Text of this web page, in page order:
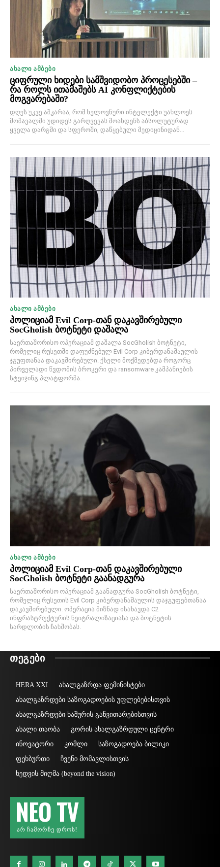
ᲐᲮᲐᲚᲘ ᲐᲛᲑᲔᲑᲘ
ციფრული ხიდები სამშვიდობო პროცესებში –
რა როლს ითამაშებს AI კონფლიქტების
მოგვარებაში?
დღეს უკვე აშკარაა, რომ ხელოვნური ინტელექტი უახლოეს
მომავალში უდიდეს გარღვევას მოახდენს აბსოლუტურად
ყველა დარგში და სფეროში, დაწყებული მედიცინიდან...
ᲐᲮᲐᲚᲘ ᲐᲛᲑᲔᲑᲘ
პოლიციამ Evil Corp-თან დაკავშირებული
SocGholish ბოტნეტი დაშალა
საერთაშორისო ოპერაციამ დაშალა SocGholish ბოტნეტი,
რომელიც რუსეთში დაფუძნებულ Evil Corp კიბერდანაშაულის
ჯგუფთანაა დაკავშირებული. ქსელი მოქმედებდა როგორც
პირველადი წვდომის ბროკერი და ransomware კამპანიების
სტეიჯინგ პლატფორმა.
ᲐᲮᲐᲚᲘ ᲐᲛᲑᲔᲑᲘ
პოლიციამ Evil Corp-თან დაკავშირებული
SocGholish ბოტნეტი გაანადგურა
საერთაშორისო ოპერაციამ გაანადგურა SocGholish ბოტნეტი,
რომელიც რუსეთის Evil Corp კიბერდანაშაულის დაჯგუფებთანაა
დაკავშირებული. ოპერაცია მიზნად ისახავდა C2
ინფრასტრუქტურის ნეიტრალიზაციასა და ბოტნეტის
სარდლობის ჩახშობას.
ᲗᲔᲒᲔᲑᲘ
HERA XXI
ახალგაზრდა ფემინისტები
ახალგაზრდები საზოგადოების უფლებებისთვის
ახალგაზრდები ხაშურის განვითარებისთვის
ახალი თაობა
გორის ახალგაზრდული ცენტრი
ინოვატორი
კომლი
საზოგადოება ბილიკი
ფეხბურთი
ჩვენი მომავლისთვის
ხედვის მიღმა (beyond the vision)
NEO TV
ᲐᲠ ᲩᲐᲛᲝᲠᲩᲔ ᲓᲠᲝᲡ!